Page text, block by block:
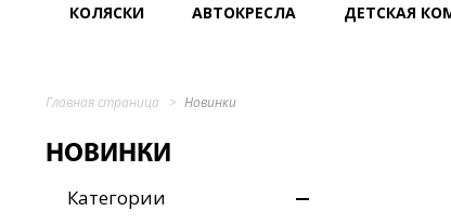
КОЛЯСКИ АВТОКРЕСЛА ДЕТСКАЯ
Главная страница Новинки
НОВИНКИ
Категории